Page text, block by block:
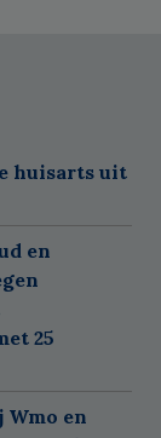
huisarts uit
en
25
Wmo en